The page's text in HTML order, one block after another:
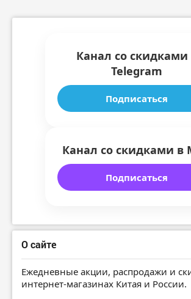
Канал со скидками
Telegram
Подписаться
Канал со скидками в
Подписаться
О сайте
Ежедневные акции, распродажи и
интернет-магазинах Китая и России.